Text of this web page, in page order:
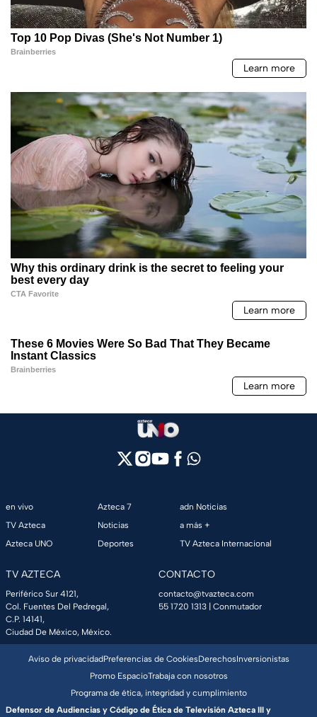
en vivo
TV Azteca
Azteca UNO
Azteca 7
Noticias
Deportes
adn Noticias
a más +
TV Azteca Internacional
TV AZTECA
Periférico Sur 4121,
Col. Fuentes Del Pedregal,
C.P. 14141,
Ciudad De México, México.
CONTACTO
contacto@tvazteca.com
55 1720 1313 | Conmutador
Aviso de privacidadPreferencias de CookiesDerechosInversionistas
Promo EspacioTrabaja con nosotros
Programa de ética, integridad y cumplimiento
Defensor de Audiencias y Código de Ética de Televisión Azteca III y